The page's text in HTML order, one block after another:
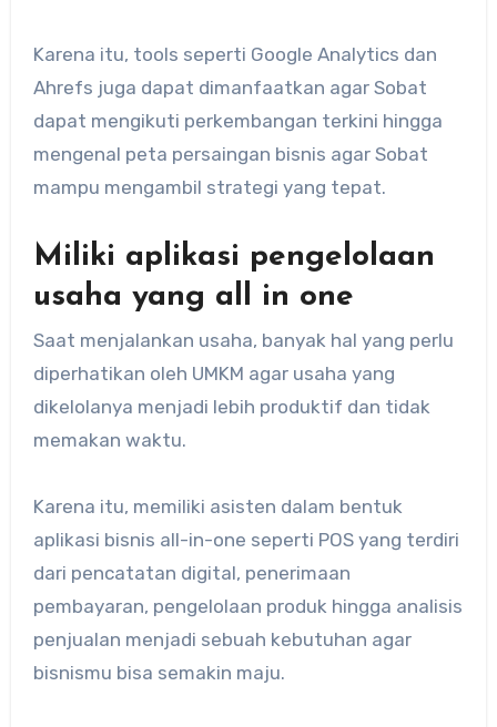
Karena itu, tools seperti Google Analytics dan
Ahrefs juga dapat dimanfaatkan agar Sobat
dapat mengikuti perkembangan terkini hingga
mengenal peta persaingan bisnis agar Sobat
mampu mengambil strategi yang tepat.
Miliki aplikasi pengelolaan
usaha yang all in one
Saat menjalankan usaha, banyak hal yang perlu
diperhatikan oleh UMKM agar usaha yang
dikelolanya menjadi lebih produktif dan tidak
memakan waktu.
Karena itu, memiliki asisten dalam bentuk
aplikasi bisnis all-in-one seperti POS yang terdiri
dari pencatatan digital, penerimaan
pembayaran, pengelolaan produk hingga analisis
penjualan menjadi sebuah kebutuhan agar
bisnismu bisa semakin maju.